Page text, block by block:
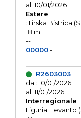
al: 10/01/2026
Estere
: Ilirska Bistrica
18 m
--
00000-
--
R2603003
dal: 10/01/2026
al: 11/01/2026
Interregionale
Liguria: Levanto